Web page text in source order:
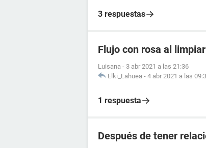
3 respuestas
Flujo con rosa al
Luisana - 3 abr 2021 a las 21:36
Elki_Lahuea - 4 abr 2021 a las
1 respuesta
Después de tener